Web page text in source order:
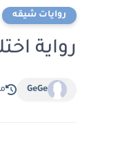
روايات شيقه
رواية
GeGe